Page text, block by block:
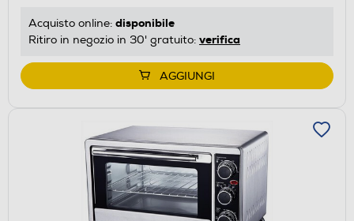
Acquisto online: disponibile
Ritiro in negozio in 30' gratuito: verifica
AGGIUNGI